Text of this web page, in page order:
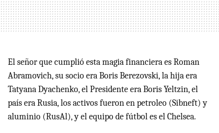
El señor que cumplió esta magia financiera es Roman
Abramovich, su socio era Boris Berezovski, la hija era
Tatyana Dyachenko, el Presidente era Boris Yeltzin, el
país era Rusia, los activos fueron en petroleo (Sibneft) y
aluminio (RusAl), y el equipo de fútbol es el Chelsea.